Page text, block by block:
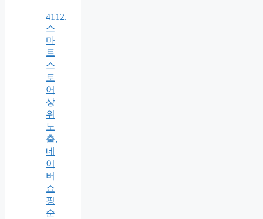
4112.
스
마
트
스
토
어
상
위
노
출,
네
이
버
쇼
핑
순